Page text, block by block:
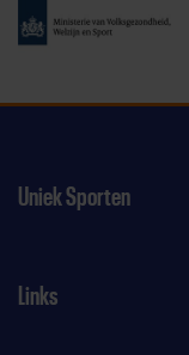
Uniek Sporten
Links